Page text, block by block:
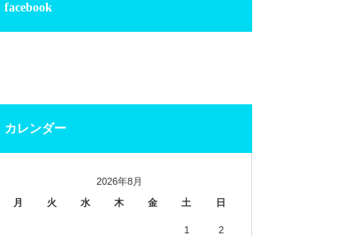
facebook
カレンダー
2026年8月
月
火 水 木 金 土 日
1 2